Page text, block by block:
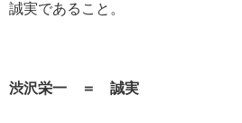
誠実であること。
渋沢栄一 ＝ 誠実